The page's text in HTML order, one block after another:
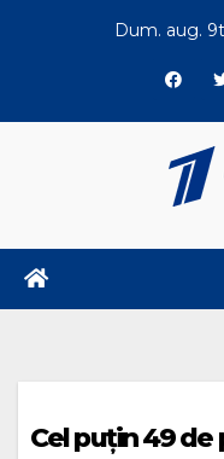
Dum. aug.
Cel puțin 49